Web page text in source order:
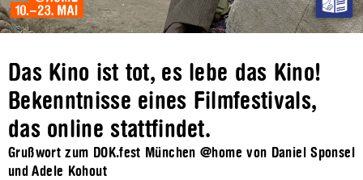
Das Kino ist tot, es lebe das Kino!
Bekenntnisse eines Filmfestivals,
das online stattfindet.
Grußwort zum DOK.fest München @home von Daniel Sponsel
und Adele Kohout